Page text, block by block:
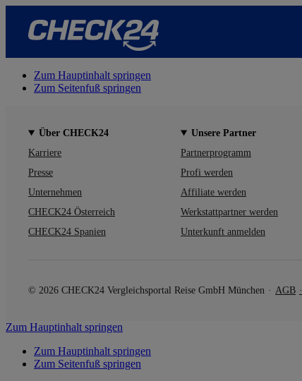
Zum Hauptinhalt springen
Zum Seitenfuß springen
Über CHECK24
Karriere
Presse
Unternehmen
CHECK24 Österreich
CHECK24 Spanien
Unsere Partner
Partnerprogramm
Profi werden
Affiliate werden
Werkstattpartner werden
Unterkunft anmelden
© 2026 CHECK24 Vergleichsportal Reise GmbH München AGB
Zum Hauptinhalt springen
Zum Hauptinhalt springen
Zum Seitenfuß springen